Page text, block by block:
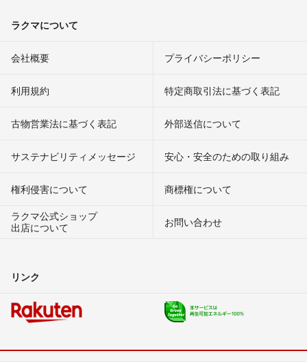
ラクマについて
会社概要 プライバシーポリシー
利用規約 特定商取引法に基づく表記
古物営業法に基づく表記 外部送信について
サステナビリティメッセージ 安心・安全のための取り組み
権利侵害について
商標権について
ラクマ公式ショップ
出店について
お問い合わせ
リンク